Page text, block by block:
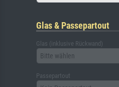
Glas & Passepartout
Glas (inklusive Rückwand)
Bitte wählen
Passepartout